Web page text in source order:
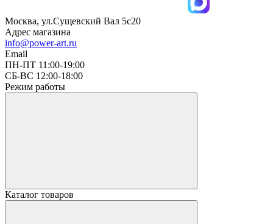
Москва, ул.Сущевский Вал 5с20
Адрес магазина
info@power-art.ru
Email
ПН-ПТ 11:00-19:00
СБ-ВС 12:00-18:00
Режим работы
Каталог товаров